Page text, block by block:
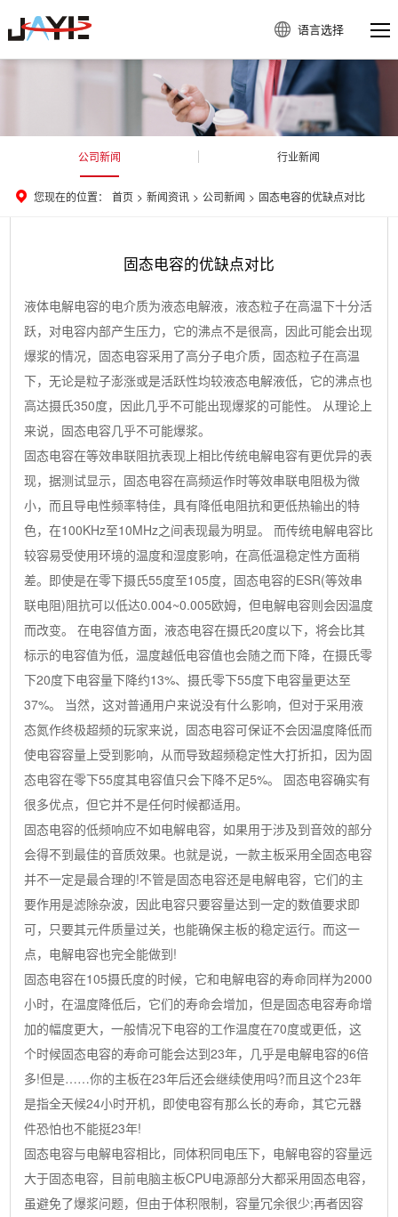
语言选择
公司新闻 行业新闻
您现在的位置： 首页 > 新闻资讯 > 公司新闻 > 固态电容的优缺点对比
固态电容的优缺点对比
液体电解电容的电介质为液态电解液，液态粒子在高温下十分活
跃，对电容内部产生压力，它的沸点不是很高，因此可能会出现
爆浆的情况，固态电容采用了高分子电介质，固态粒子在高温
下，无论是粒子澎涨或是活跃性均较液态电解液低，它的沸点也
高达摄氏350度，因此几乎不可能出现爆浆的可能性。 从理论上
来说，固态电容几乎不可能爆浆。
固态电容在等效串联阻抗表现上相比传统电解电容有更优异的表
现，据测试显示，固态电容在高频运作时等效串联电阻极为微
小，而且导电性频率特佳，具有降低电阻抗和更低热输出的特
色，在100KHz至10MHz之间表现最为明显。 而传统电解电容比
较容易受使用环境的温度和湿度影响，在高低温稳定性方面稍
差。即使是在零下摄氏55度至105度，固态电容的ESR(等效串
联电阻)阻抗可以低达0.004~0.005欧姆，但电解电容则会因温度
而改变。 在电容值方面，液态电容在摄氏20度以下，将会比其
标示的电容值为低，温度越低电容值也会随之而下降，在摄氏零
下20度下电容量下降约13%、摄氏零下55度下电容量更达至
37%。 当然，这对普通用户来说没有什么影响，但对于采用液
态氮作终极超频的玩家来说，固态电容可保证不会因温度降低而
使电容容量上受到影响，从而导致超频稳定性大打折扣，因为固
态电容在零下55度其电容值只会下降不足5%。 固态电容确实有
很多优点，但它并不是任何时候都适用。
固态电容的低频响应不如电解电容，如果用于涉及到音效的部分
会得不到最佳的音质效果。也就是说，一款主板采用全固态电容
并不一定是最合理的!不管是固态电容还是电解电容，它们的主
要作用是滤除杂波，因此电容只要容量达到一定的数值要求即
可，只要其元件质量过关，也能确保主板的稳定运行。而这一
点，电解电容也完全能做到!
固态电容在105摄氏度的时候，它和电解电容的寿命同样为2000
小时，在温度降低后，它们的寿命会增加，但是固态电容寿命增
加的幅度更大，一般情况下电容的工作温度在70度或更低，这
个时候固态电容的寿命可能会达到23年，几乎是电解电容的6倍
多!但是……你的主板在23年后还会继续使用吗?而且这个23年
是指全天候24小时开机，即使电容有那么长的寿命，其它元器
件恐怕也不能挺23年!
固态电容与电解电容相比，同体积同电压下，电解电容的容量远
大于固态电容，目前电脑主板CPU电源部分大都采用固态电容，
虽避免了爆浆问题，但由于体积限制，容量冗余很少;再者因容